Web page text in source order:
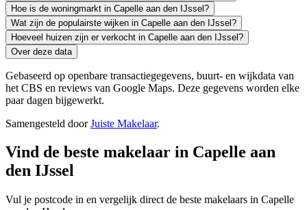
Hoe is de woningmarkt in Capelle aan den IJssel?
Wat zijn de populairste wijken in Capelle aan den IJssel?
Hoeveel huizen zijn er verkocht in Capelle aan den IJssel?
Over deze data
Gebaseerd op openbare transactiegegevens, buurt- en wijkdata van
het CBS en reviews van Google Maps. Deze gegevens worden elke
paar dagen bijgewerkt.
Samengesteld doorJuiste Makelaar.
Vind de beste makelaar in Capelle aan
den IJssel
Vul je postcode in en vergelijk direct de beste makelaars in Capelle